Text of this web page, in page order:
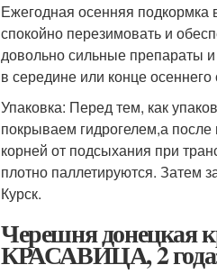
Ежегодная осенняя подкормка
спокойно перезимовать и
довольно сильные препараты
в середине или конце
Упаковка: Перед тем, как
покрываем гидрогелем,а
корней от подсыхания при
плотно паллетируются. Затем
Курск.
Черешня
КРАСАВИЦА, 2